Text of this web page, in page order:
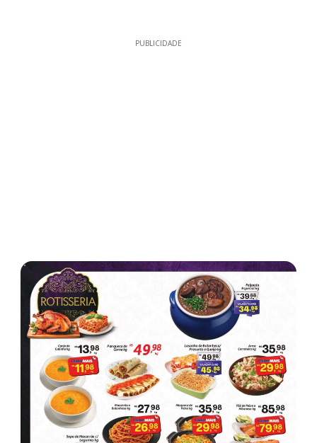
PUBLICIDADE